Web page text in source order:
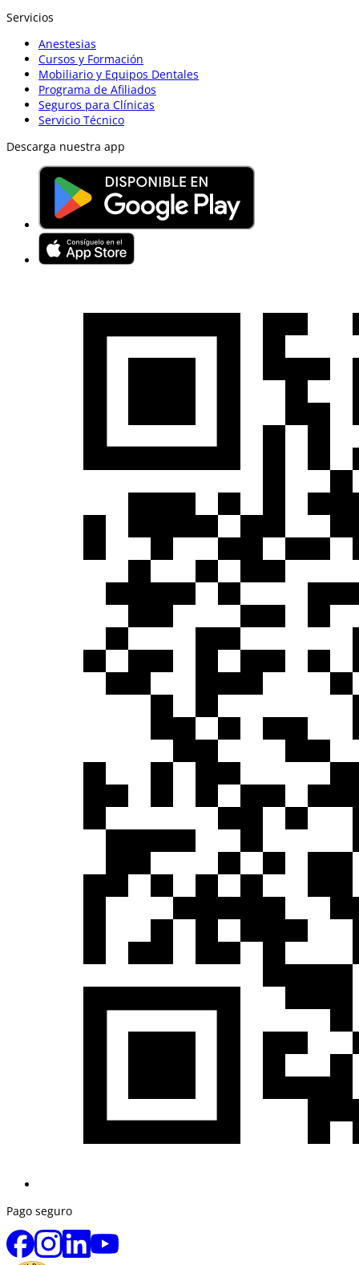
Servicios
Anestesias
Cursos y Formación
Mobiliario y Equipos Dentales
Programa de Afiliados
Seguros para Clínicas
Servicio Técnico
Descarga nuestra app
Pago seguro